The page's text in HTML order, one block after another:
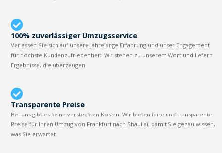
100% zuverlässiger Umzugsservice
Verlassen Sie sich auf unsere jahrelange Erfahrung und unser Engagement
für höchste Kundenzufriedenheit. Wir stehen zu unserem Wort und liefern
Ergebnisse, die überzeugen.
Transparente Preise
Bei uns gibt es keine versteckten Kosten. Wir bieten faire und transparente
Preise für Ihren Umzug von Frankfurt nach Shauliai, damit Sie genau wissen,
was Sie erwartet.